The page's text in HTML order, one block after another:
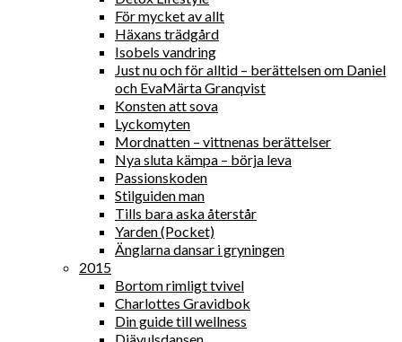
För mycket av allt
Häxans trädgård
Isobels vandring
Just nu och för alltid – berättelsen om Daniel
och EvaMärta Granqvist
Konsten att sova
Lyckomyten
Mordnatten – vittnenas berättelser
Nya sluta kämpa – börja leva
Passionskoden
Stilguiden man
Tills bara aska återstår
Yarden (Pocket)
Änglarna dansar i gryningen
2015
Bortom rimligt tvivel
Charlottes Gravidbok
Din guide till wellness